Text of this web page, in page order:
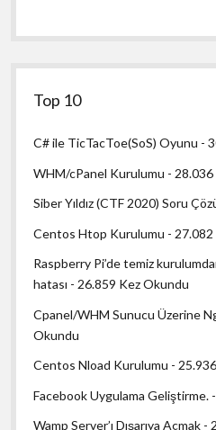
Top 10
C# ile TicTacToe(SoS) Oyunu -
WHM/cPanel Kurulumu -
Siber Yıldız (CTF 2020) Soru
Centos Htop Kurulumu -
Raspberry Pi’de temiz
hatası - 26.859 Kez Okundu
Cpanel/WHM Sunucu Üzerine
Okundu
Centos Nload Kurulumu -
Facebook Uygulama Geliştirme.
Wamp Server’ı Dışarıya Açmak -